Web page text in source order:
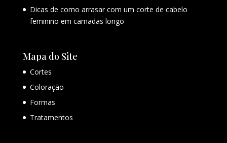
Dicas de como arrasar com um corte de cabelo
feminino em camadas longo
Mapa do Site
Cortes
Coloração
Formas
Tratamentos